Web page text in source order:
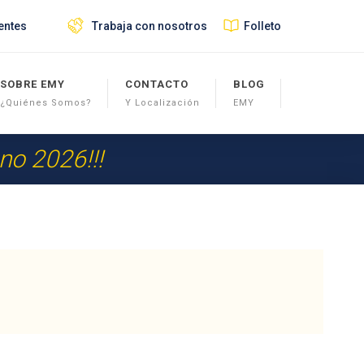
Trabaja con nosotros Folleto
SOBRE EMY
¿Quiénes Somos?
CONTACTO
Y Localización
BLOG
EMY
2026!!!